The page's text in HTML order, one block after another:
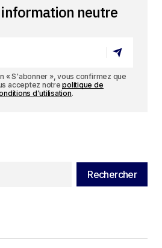
information neutre
« S'abonner », vous confirmez que
acceptez notrepolitique de
d'utilisation.
Rechercher